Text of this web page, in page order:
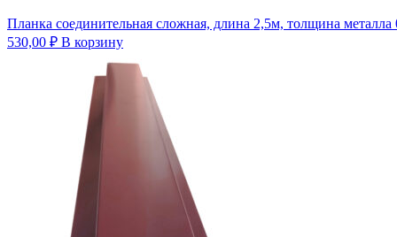
Планка соединительная сложная, длина 2,5м, толщина
530,00 ₽ В корзину